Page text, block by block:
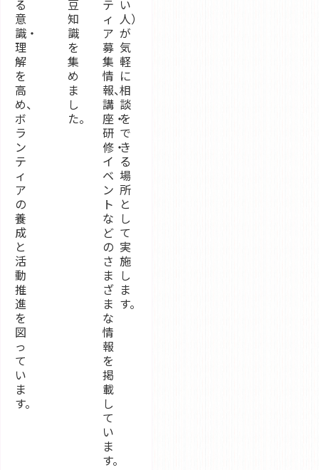
る
意
識・
理
解
を
高
め、
ボ
ラ
ン
テ
ィ
ア
の
養
成
と
活
動
推
進
を
図
っ
て
い
ま
す。
豆
知
識
を
集
め
ま
し
た。
テ
ィ
ア
募
集
情
報、
講
座・
研
修・
イ
ベ
ン
ト
な
ど
の
さ
ま
ざ
ま
な
情
報
を
掲
載
し
て
い
ま
す。
い
人）
が
気
軽
に
相
談
を
で
き
る
場
所
と
し
て
実
施
し
ま
す。